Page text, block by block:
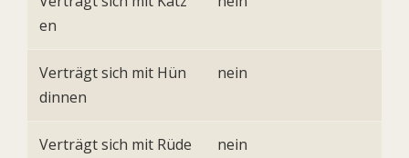
en
Verträgt sich mit Hün
dinnen
nein
Verträgt sich mit Rüde
nein